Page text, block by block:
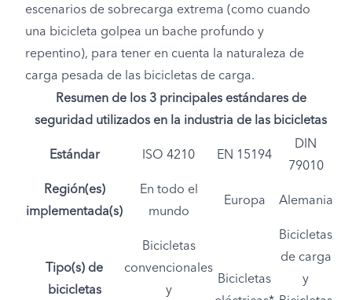
escenarios de sobrecarga extrema (como cuando
una bicicleta golpea un bache profundo y
repentino), para tener en cuenta la naturaleza de
carga pesada de las bicicletas de carga.
Resumen de los 3 principales estándares de
seguridad utilizados en la industria de las bicicletas
Estándar ISO 4210 EN 15194
DIN
79010
Región(es)
implementada(s)
En todo el
mundo
Europa Alemania
Tipo(s) de
bicicletas
Bicicletas
convencionales
y
Bicicletas
Bicicletas
de carga
y